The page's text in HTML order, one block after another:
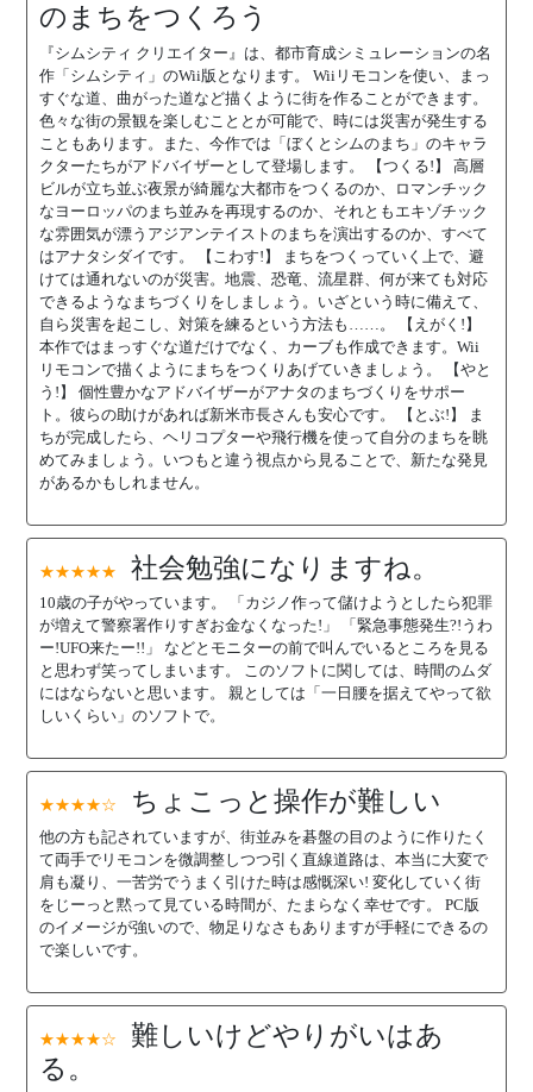
のまちをつくろう
『シムシティ クリエイター』は、都市育成シミュレーションの名
作「シムシティ」のWii版となります。 Wiiリモコンを使い、まっ
すぐな道、曲がった道など描くように街を作ることができます。
色々な街の景観を楽しむこととが可能で、時には災害が発生する
こともあります。また、今作では「ぼくとシムのまち」のキャラ
クターたちがアドバイザーとして登場します。 【つくる!】 高層
ビルが立ち並ぶ夜景が綺麗な大都市をつくるのか、ロマンチック
なヨーロッパのまち並みを再現するのか、それともエキゾチック
な雰囲気が漂うアジアンテイストのまちを演出するのか、すべて
はアナタシダイです。 【こわす!】 まちをつくっていく上で、避
けては通れないのが災害。地震、恐竜、流星群、何が来ても対応
できるようなまちづくりをしましょう。いざという時に備えて、
自ら災害を起こし、対策を練るという方法も……。 【えがく!】
本作ではまっすぐな道だけでなく、カーブも作成できます。Wii
リモコンで描くようにまちをつくりあげていきましょう。 【やと
う!】 個性豊かなアドバイザーがアナタのまちづくりをサポー
ト。彼らの助けがあれば新米市長さんも安心です。 【とぶ!】 ま
ちが完成したら、ヘリコプターや飛行機を使って自分のまちを眺
めてみましょう。いつもと違う視点から見ることで、新たな発見
があるかもしれません。
★★★★★ 社会勉強になりますね。
10歳の子がやっています。 「カジノ作って儲けようとしたら犯罪
が増えて警察署作りすぎお金なくなった!」 「緊急事態発生?!うわ
ー!UFO来たー!!」 などとモニターの前で叫んでいるところを見る
と思わず笑ってしまいます。 このソフトに関しては、時間のムダ
にはならないと思います。 親としては「一日腰を据えてやって欲
しいくらい」のソフトで。
★★★★☆ ちょこっと操作が難しい
他の方も記されていますが、街並みを碁盤の目のように作りたく
て両手でリモコンを微調整しつつ引く直線道路は、本当に大変で
肩も凝り、一苦労でうまく引けた時は感慨深い! 変化していく街
をじーっと黙って見ている時間が、たまらなく幸せです。 PC版
のイメージが強いので、物足りなさもありますが手軽にできるの
で楽しいです。
★★★★☆
難しいけどやりがいはあ
る。